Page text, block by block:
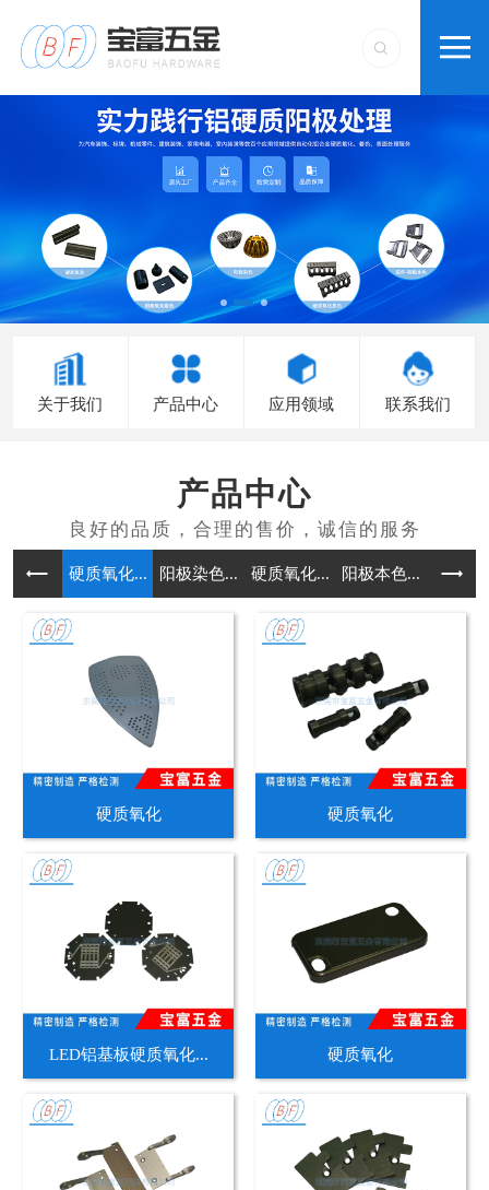
关于我们 产品中心 应用领域 联系我们
产品中心
硬质氧化... 阳极染色... 硬质氧化... 阳极本色... 铸造
硬质氧化 硬质氧化
LED铝基板硬质氧化... 硬质氧化